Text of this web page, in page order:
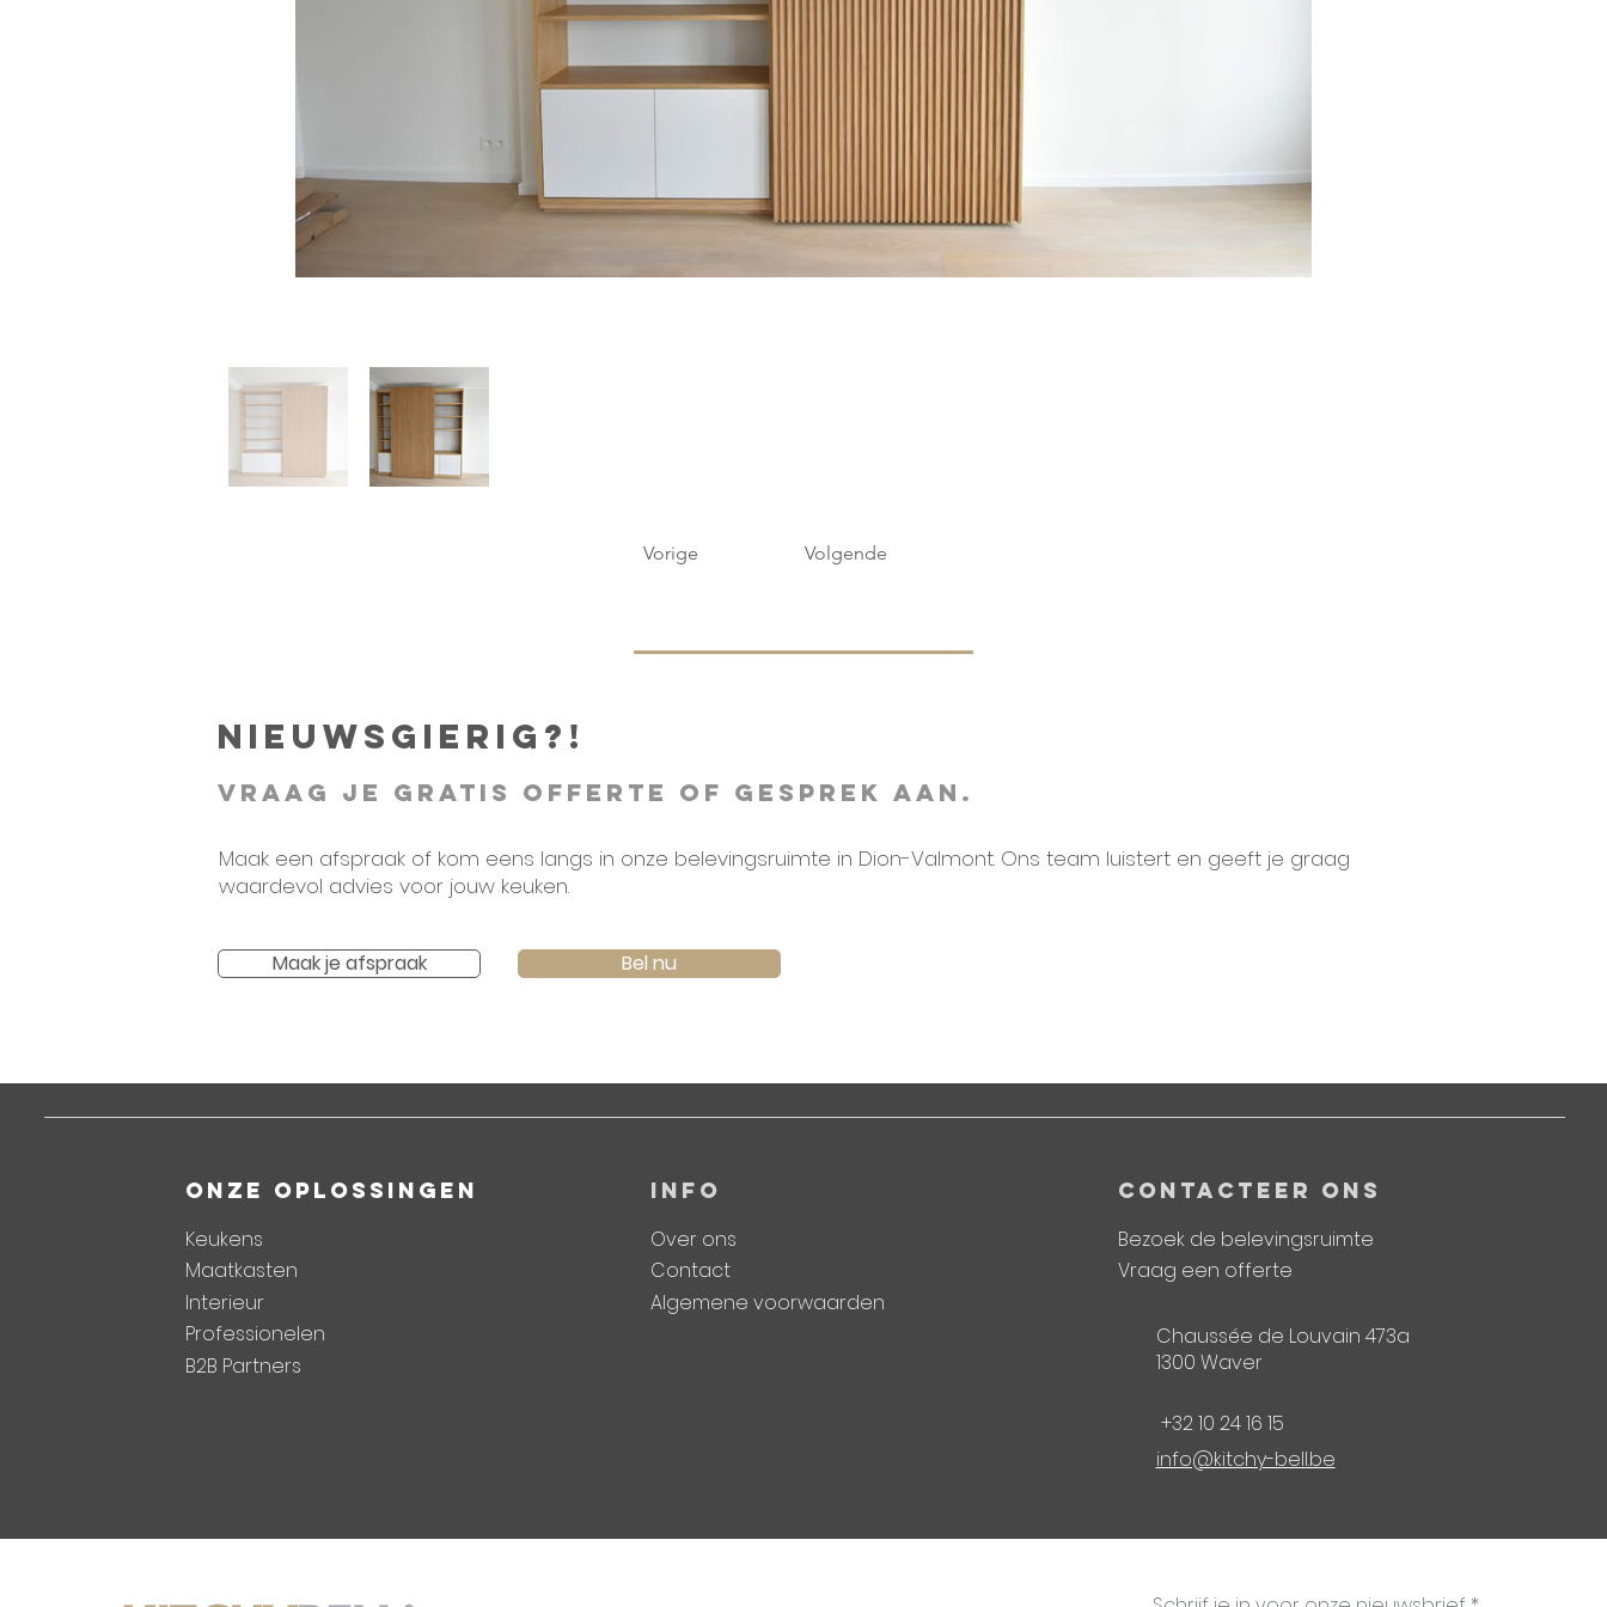
Vorige Volgende
NIEUWSGIERIG?!
Vraag je gratis offerte of gesprek aan.
Maak een afspraak of kom eens langs in onze belevingsruimte in Dion-Valmont. Ons team luistert en geeft je graag
waardevol advies voor jouw keuken.
Maak je afspraak Bel nu
ONZE OPLOSSINGEN
Keukens
Maatkasten
Interieur
Professionelen
B2B Partners
INFO
Over ons
Contact
Algemene voorwaarden
CONTACTEER ONS
Bezoek de belevingsruimte
Vraag een offerte
Chaussée de Louvain 473a
1300 Waver
+32 10 24 16 15
info@kitchy-bell.be